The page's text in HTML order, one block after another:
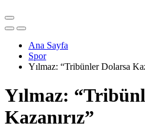
Ana Sayfa
Spor
Yılmaz: “Tribünler Dolarsa
Yılmaz:
Kazanırız”